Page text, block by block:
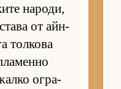
на­ро­ди,
от айн­
тол­кова
ог­ра­